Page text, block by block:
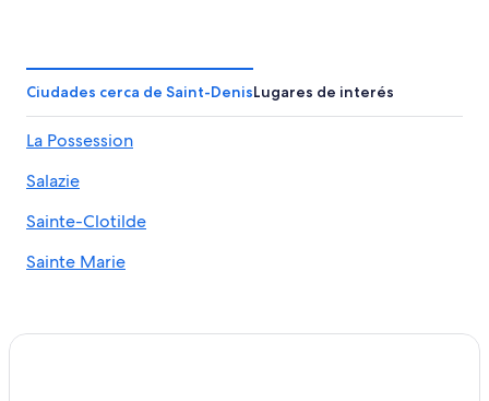
Villas en Entre-Deux
Hoteles en La Possession
Hoteles con alberca en Le Tampon
Hoteles en Le Tampon
Apart-Hoteles en Sainte-Suzanne
Ciudades cerca de Saint-DenisLugares de interés
La Possession
Salazie
Sainte-Clotilde
Sainte Marie